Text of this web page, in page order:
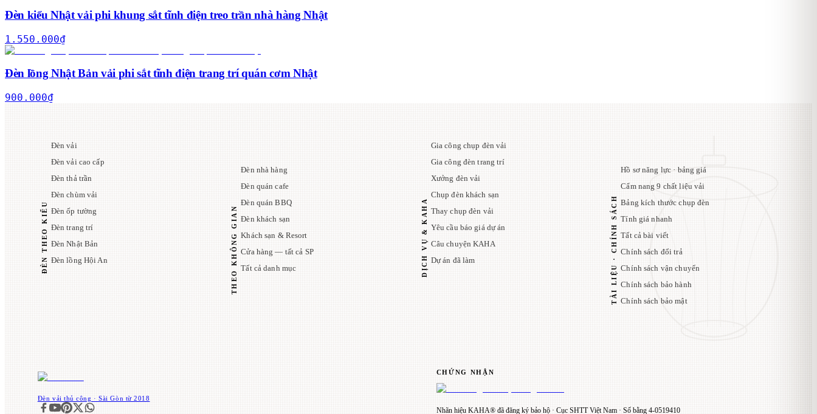
Đèn kiểu Nhật vải phi khung sắt tĩnh điện treo trần nhà hàng Nhật
1.550.000₫
Đèn lồng Nhật Bản vải phi sắt tĩnh điện trang trí quán cơm Nhật
900.000₫
ĐÈN THEO KIỂU
Đèn vải
Đèn vải cao cấp
Đèn thả trần
Đèn chùm vải
Đèn ốp tường
Đèn trang trí
Đèn Nhật Bản
Đèn lồng Hội An
THEO KHÔNG GIAN
Đèn nhà hàng
Đèn quán cafe
Đèn quán BBQ
Đèn khách sạn
Khách sạn & Resort
Cửa hàng — tất cả SP
Tất cả danh mục
DỊCH VỤ & KAHA
Gia công chụp đèn vải
Gia công đèn trang trí
Xưởng đèn vải
Chụp đèn khách sạn
Thay chụp đèn vải
Yêu cầu báo giá dự án
Câu chuyện KAHA
Dự án đã làm
TÀI LIỆU · CHÍNH SÁCH
Hồ sơ năng lực · bảng giá
Cẩm nang 9 chất liệu vải
Bảng kích thước chụp đèn
Tính giá nhanh
Tất cả bài viết
Chính sách đổi trả
Chính sách vận chuyển
Chính sách bảo hành
Chính sách bảo mật
Đèn vải thủ công · Sài Gòn từ 2018
CHỨNG NHẬN
Nhãn hiệu KAHA® đã đăng ký bảo hộ · Cục SHTT Việt Nam · Số bằng 4-0519410